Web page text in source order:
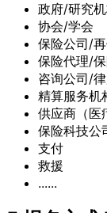
政府/研究
协会/学会
保险公司/
保险代理/
咨询公司/
精算服务机
供应商（医
保险科技公
支付
救援
......